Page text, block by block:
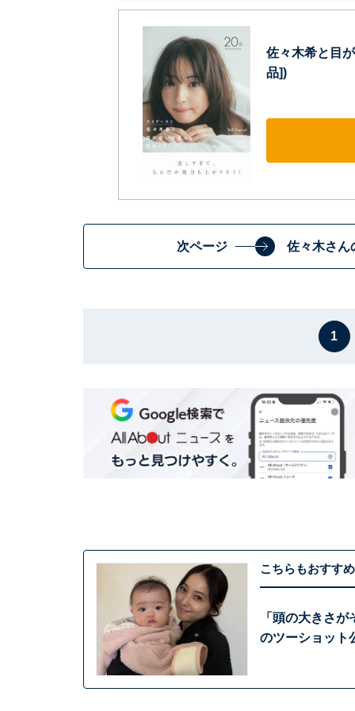
佐々木希と目
品])
次ページ 佐々木さん
1
こちらもおすすめ
「頭の大きさ
のツーショット